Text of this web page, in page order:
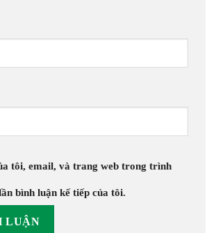
tôi, email, và trang web trong trình
bình luận kế tiếp của tôi.